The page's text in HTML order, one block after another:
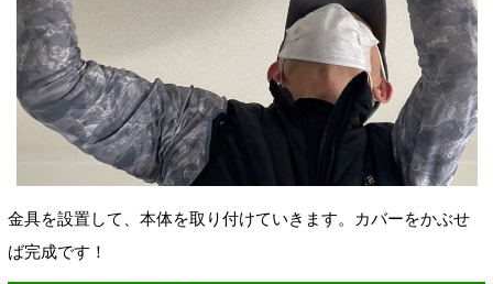
金具を設置して、本体を取り付けていきます。カバーをかぶせ
ば完成です！